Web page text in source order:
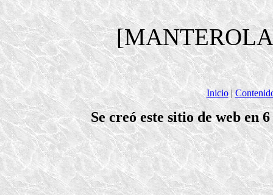
Inicio|
Se creó este sitio de web en